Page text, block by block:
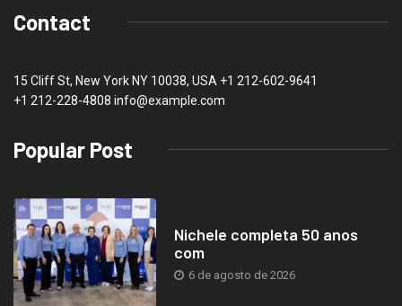
Contact
15 Cliff St, New York NY 10038, USA +1 212-602-9641
+1 212-228-4808 info@example.com
Popular Post
Nichele completa 50 anos
com
6 de agosto de 2026